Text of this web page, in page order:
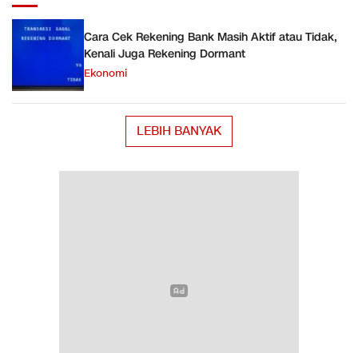
Cara Cek Rekening Bank Masih Aktif atau Tidak,
Kenali Juga Rekening Dormant
Ekonomi
LEBIH BANYAK